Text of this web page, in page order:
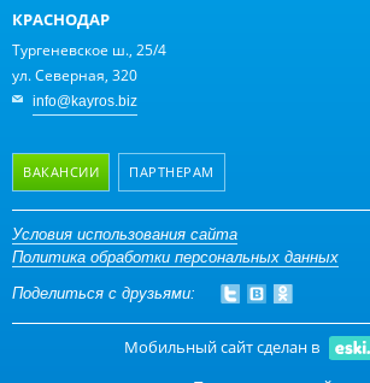
КРАСНОДАР
Тургеневское ш., 25/4
ул. Северная, 320
info@kayros.biz
ВАКАНСИИ ПАРТНЕРАМ
Дизайнерам
Оптовым клиентам
Дилерам
Условия использования сайта
Политика обработки персональных данных
Поделиться с друзьями:
Мобильный сайт сделан в